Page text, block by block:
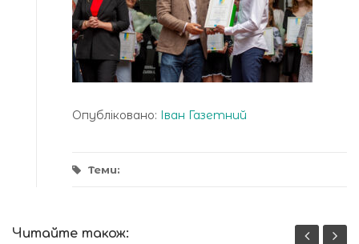
Опубліковано: Іван Газетний
Теми:
Читайте також: